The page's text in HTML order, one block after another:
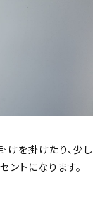
けを掛けたり、少し
ントになります。